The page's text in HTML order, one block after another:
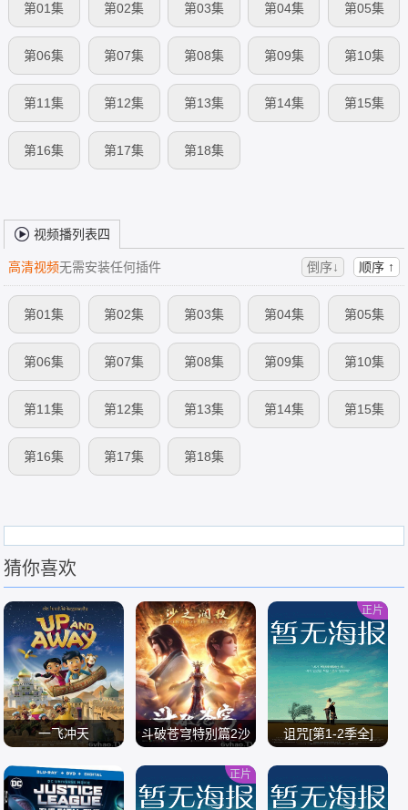
第01集 第02集 第03集 第04集 第05集
第06集 第07集 第08集 第09集 第10集
第11集 第12集 第13集 第14集 第15集
第16集 第17集 第18集
视频播列表四
高清视频无需安装任何插件 倒序↓ 顺序 ↑
第01集 第02集 第03集 第04集 第05集
第06集 第07集 第08集 第09集 第10集
第11集 第12集 第13集 第14集 第15集
第16集 第17集 第18集
猜你喜欢
一飞冲天
斗破苍穹特别篇2沙
诅咒[第1-2季全]
正片
正片